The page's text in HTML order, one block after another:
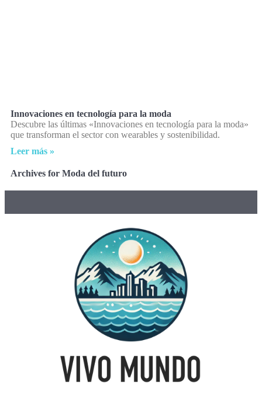
Innovaciones en tecnología para la moda
Descubre las últimas «Innovaciones en tecnología para la moda»
que transforman el sector con wearables y sostenibilidad.
Leer más »
Archives for Moda del futuro